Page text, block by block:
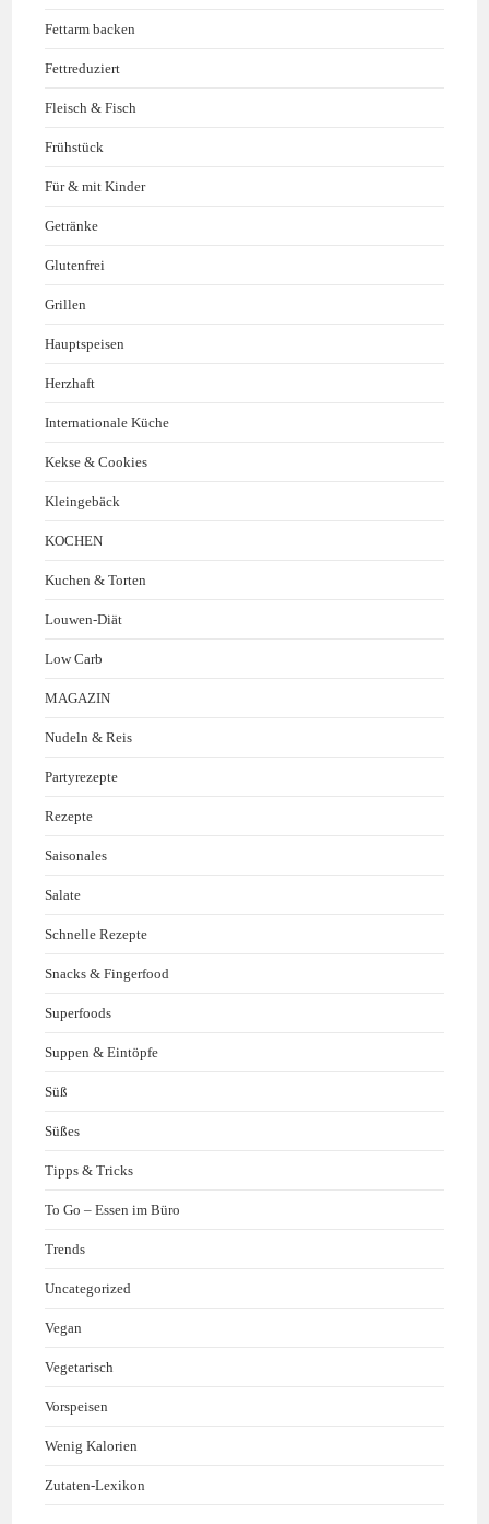
Fettarm backen
Fettreduziert
Fleisch & Fisch
Frühstück
Für & mit Kinder
Getränke
Glutenfrei
Grillen
Hauptspeisen
Herzhaft
Internationale Küche
Kekse & Cookies
Kleingebäck
KOCHEN
Kuchen & Torten
Louwen-Diät
Low Carb
MAGAZIN
Nudeln & Reis
Partyrezepte
Rezepte
Saisonales
Salate
Schnelle Rezepte
Snacks & Fingerfood
Superfoods
Suppen & Eintöpfe
Süß
Süßes
Tipps & Tricks
To Go – Essen im Büro
Trends
Uncategorized
Vegan
Vegetarisch
Vorspeisen
Wenig Kalorien
Zutaten-Lexikon